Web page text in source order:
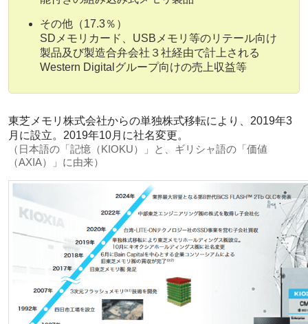
その他（17.3％）
SDメモリカード、USBメモリ等のリテール向け
製品及び製造合弁会社３社経由で計上される
Western Digitalグループ向けの売上収益等
東芝メモリ株式会社からの単独株式移転により、2019年3
月に設立。2019年10月に社名変更。
（日本語の「記憶（KIOKU）」と、ギリシャ語の「価値
（AXIA）」に由来）